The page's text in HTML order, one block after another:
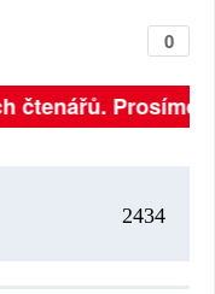
0
Prosíme,
2434